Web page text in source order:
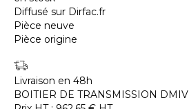
Diffusé sur Dirfac.fr
Pièce neuve
Pièce origine
Livraison en 48h
BOITIER DE TRANSMISSION DMIV